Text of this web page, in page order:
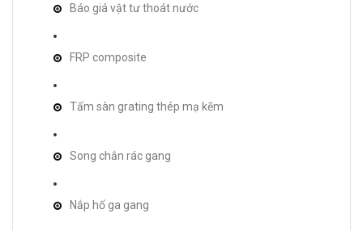
Báo giá vật tư thoát nước
FRP composite
Tấm sàn grating thép mạ kẽm
Song chắn rác gang
Nắp hố ga gang